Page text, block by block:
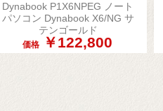
Dynabook P1X6NPEG ノート
パソコン Dynabook X6/NG サ
テンゴールド
価格 ￥122,800
簡易表示